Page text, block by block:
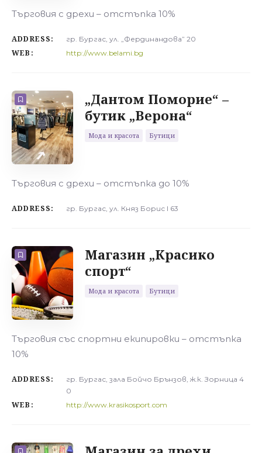
Търговия с дрехи – отстъпка 10%
ADDRESS: гр. Бургас, ул. „Фердинандова” 20
WEB: http://www.belami.bg
„Дантом Поморие“ –
бутик „Верона“
Мода и красота Бутици
Търговия с дрехи – отстъпка до 10%
ADDRESS: гр. Бургас, ул. Княз Борис I 63
Магазин „Красико
спорт“
Мода и красота Бутици
Търговия със спортни екипировки – отстъпка
10%
ADDRESS:
гр. Бургас, зала Бойчо Брънзов, ж.к. Зорница 4
0
WEB: http://www.krasikosport.com